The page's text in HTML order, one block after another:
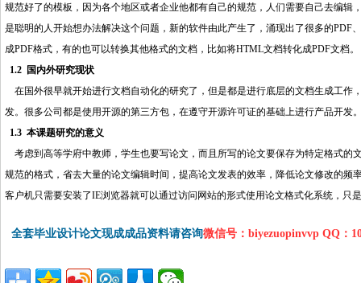
规范好了的模板，因为各个地区或者企业他都有自己的规范，人们需要自己去编
是聪明的人开始想办法解决这个问题，新的软件由此产生了，涌现出了很多的PDF
成PDF格式，有的也可以转换其他格式的文档，比如将HTML文档转化成PDF文档。
1.2 国内外研究现状http://www.16sheji8.cn/
在国外很早就开始进行文档自动化的研究了，但是都是进行底层的文档生成工作
发。很多公司都是使用开源的第三方包，在遵守开源许可证的基础上进行产品开发
1.3 本课题研究的意义
考虑到高等学府中教师，学生也要写论文，而且所写的论文要保存为特定格式的
规范的格式，省去大量的论文编辑时间，提高论文发表的效率，降低论文修改的
客户机只需要安装了IE浏览器就可以通过访问网站的形式使用论文格式化系统，只
全套毕业设计论文现成成品资料请咨询微信号：biyezuopinvvp QQ